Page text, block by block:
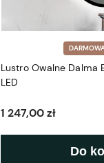
Lustro Owalne Dalma
LED
1 247,00 zł
Do